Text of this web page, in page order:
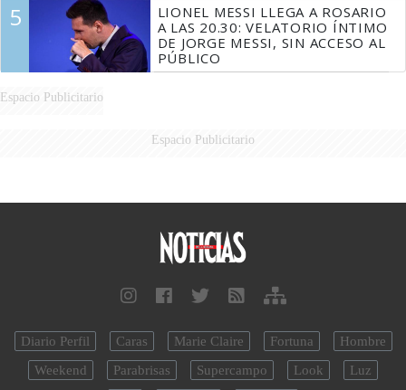
5
LIONEL MESSI LLEGA A ROSARIO
A LAS 20.30: VELATORIO ÍNTIMO
DE JORGE MESSI, SIN ACCESO AL
PÚBLICO
Espacio Publicitario
Espacio Publicitario
Diario Perfil Caras Marie Claire Fortuna
Hombre
Weekend
Parabrisas Supercampo Look Luz